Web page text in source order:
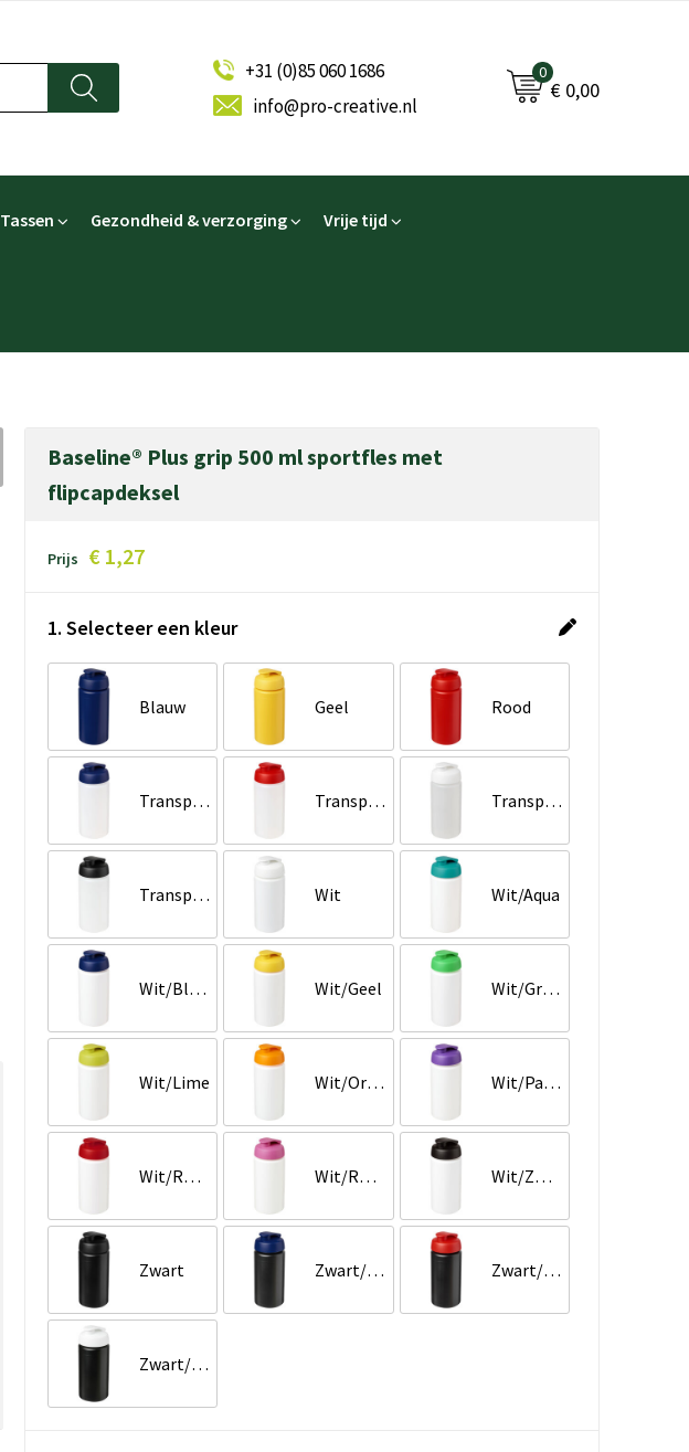
+31 (0)85 060 1686
info@pro-creative.nl
0
€ 0,00
Tassen Gezondheid & verzorging Vrije tijd
Baseline® Plus grip 500 ml sportfles met
flipcapdeksel
Prijs € 1,27
1. Selecteer een kleur
Blauw Geel Rood
Transparent/Blauw Transparent/Rood Transparent/Wit
Transparent/Zwart Wit Wit/Aqua
Wit/Blauw Wit/Geel Wit/Groen
Wit/Lime Wit/Oranje Wit/Paars
Wit/Rood Wit/Roze Wit/Zwart
Zwart Zwart/Blauw Zwart/Rood
Zwart/Wit